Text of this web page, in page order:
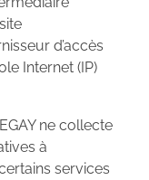
d’accès
Internet (IP)
ne collecte
à
services